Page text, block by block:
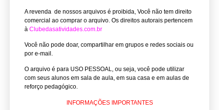
A revenda de nossos arquivos é proibida, Você não tem direito
comercial ao comprar o arquivo. Os direitos autorais pertencem
à Clubedasatividades.com.br
Você não pode doar, compartilhar em grupos e redes sociais ou
por e-mail.
O arquivo é para USO PESSOAL, ou seja, você pode utilizar
com seus alunos em sala de aula, em sua casa e em aulas de
reforço pedagógico.
INFORMAÇÕES IMPORTANTES